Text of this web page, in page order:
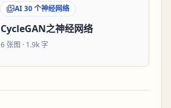
AI 30 个神经网络
CycleGAN之神经网络
6 张图 · 1.9k 字